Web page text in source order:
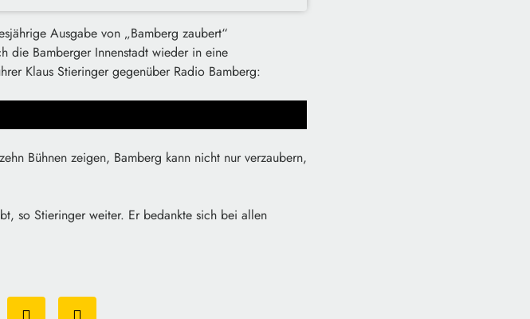
Ausgabe von „Bamberg zaubert“
die Bamberger Innenstadt wieder in eine
Klaus Stieringer gegenüber Radio Bamberg:
Bühnen zeigen, Bamberg kann nicht nur verzaubern,
so Stieringer weiter. Er bedankte sich bei allen